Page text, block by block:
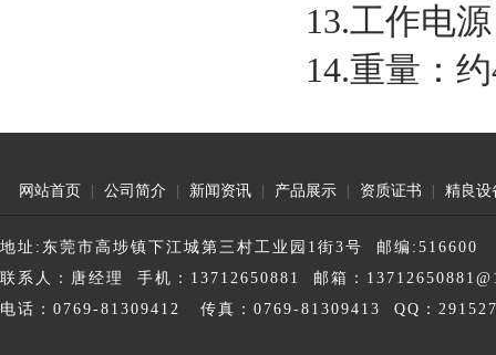
13.工作电
14.重量：
网站首页 公司简介 新闻资讯 产品展示 资质证书 精良设
地址:东莞市高埗镇下江城第三村工业园1街3号 邮编:516600
联系人：唐经理 手机：13712650881 邮箱：
电话：0769-81309412 传真：0769-81309413 QQ：